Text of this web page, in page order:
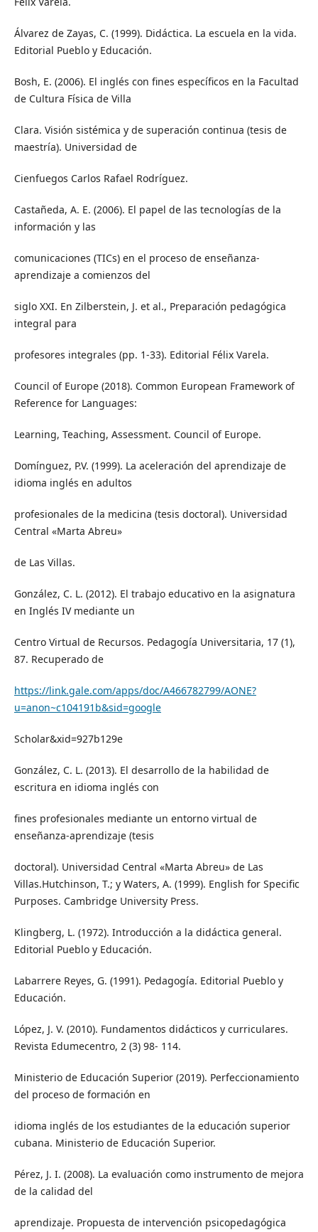
Álvarez de Zayas, C. (1999). Didáctica. La escuela en la vida.
Editorial Pueblo y Educación.
Bosh, E. (2006). El inglés con fines específicos en la Facultad
de Cultura Física de Villa
Clara. Visión sistémica y de superación continua (tesis de
maestría). Universidad de
Cienfuegos Carlos Rafael Rodríguez.
Castañeda, A. E. (2006). El papel de las tecnologías de la
información y las
comunicaciones (TICs) en el proceso de enseñanza-
aprendizaje a comienzos del
siglo XXI. En Zilberstein, J. et al., Preparación pedagógica
integral para
profesores integrales (pp. 1-33). Editorial Félix Varela.
Council of Europe (2018). Common European Framework of
Reference for Languages:
Learning, Teaching, Assessment. Council of Europe.
Domínguez, P.V. (1999). La aceleración del aprendizaje de
idioma inglés en adultos
profesionales de la medicina (tesis doctoral). Universidad
Central «Marta Abreu»
de Las Villas.
González, C. L. (2012). El trabajo educativo en la asignatura
en Inglés IV mediante un
Centro Virtual de Recursos. Pedagogía Universitaria, 17 (1),
87. Recuperado de
https://link.gale.com/apps/doc/A466782799/AONE?
u=anon~c104191b&sid=google
Scholar&xid=927b129e
González, C. L. (2013). El desarrollo de la habilidad de
escritura en idioma inglés con
fines profesionales mediante un entorno virtual de
enseñanza-aprendizaje (tesis
doctoral). Universidad Central «Marta Abreu» de Las
Villas.Hutchinson, T.; y Waters, A. (1999). English for Specific
Purposes. Cambridge University Press.
Klingberg, L. (1972). Introducción a la didáctica general.
Editorial Pueblo y Educación.
Labarrere Reyes, G. (1991). Pedagogía. Editorial Pueblo y
Educación.
López, J. V. (2010). Fundamentos didácticos y curriculares.
Revista Edumecentro, 2 (3) 98- 114.
Ministerio de Educación Superior (2019). Perfeccionamiento
del proceso de formación en
idioma inglés de los estudiantes de la educación superior
cubana. Ministerio de Educación Superior.
Pérez, J. I. (2008). La evaluación como instrumento de mejora
de la calidad del
aprendizaje. Propuesta de intervención psicopedagógica